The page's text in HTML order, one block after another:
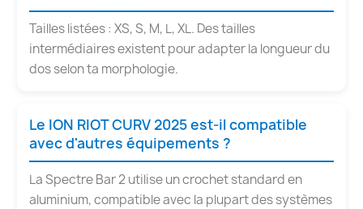
Tailles listées : XS, S, M, L, XL. Des tailles
intermédiaires existent pour adapter la longueur du
dos selon ta morphologie.
Le ION RIOT CURV 2025 est-il compatible
avec d'autres équipements ?
La Spectre Bar 2 utilise un crochet standard en
aluminium, compatible avec la plupart des systèmes